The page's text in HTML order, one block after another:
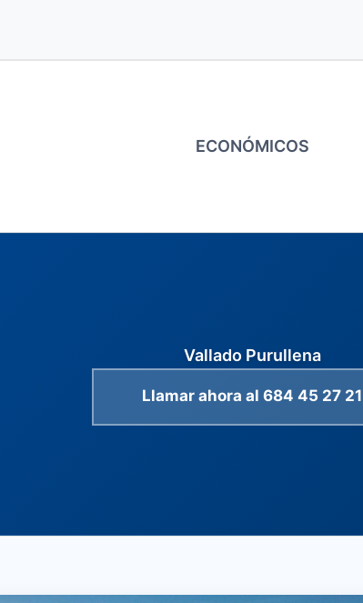
ECONÓMICOS
Vallado Purullena
Llamar ahora al 684 45 27 21